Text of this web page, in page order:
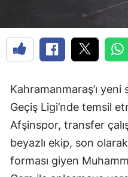
Kahramanmaraş’ı
Geçiş Ligi’nde temsil
Afşinspor, transfer
beyazlı ekip, son
forması giyen